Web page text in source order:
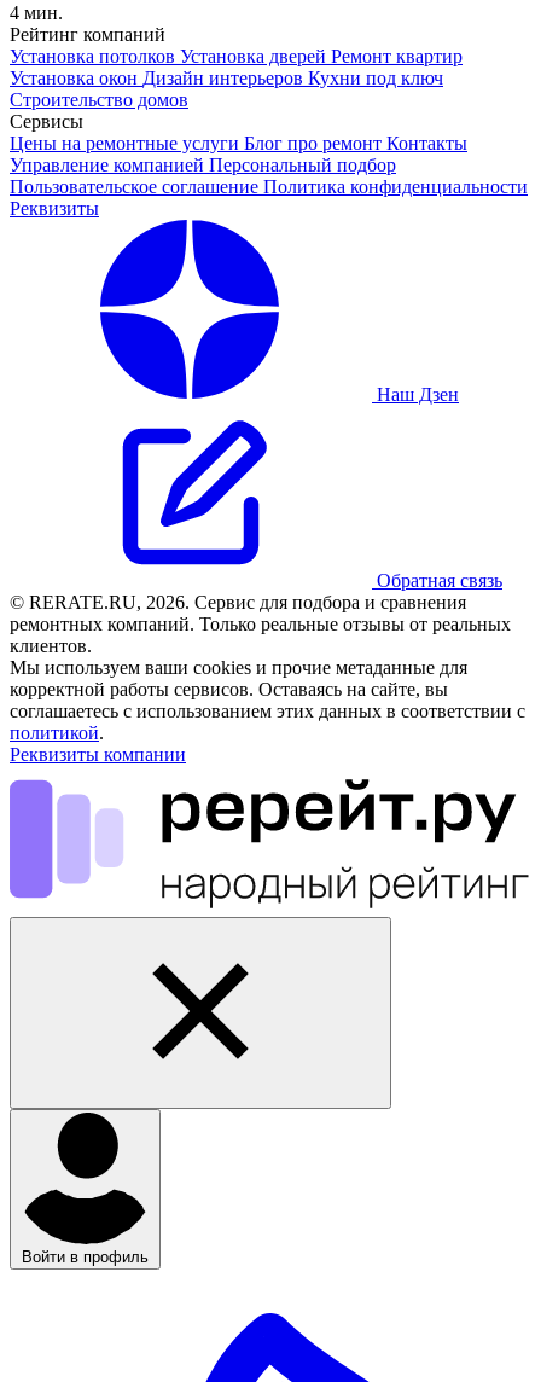
4 мин.
Рейтинг компаний
Установка потолков Установка дверей Ремонт квартир
Установка окон Дизайн интерьеров Кухни под ключ
Строительство домов
Сервисы
Цены на ремонтные услуги Блог про ремонт Контакты
Управление компанией Персональный подбор
Пользовательское соглашение Политика конфиденциальности
Реквизиты
Наш Дзен
Обратная связь
© RERATE.RU, 2026. Сервис для подбора и сравнения
ремонтных компаний. Только реальные отзывы от реальных
клиентов.
Мы используем ваши cookies и прочие метаданные для
корректной работы сервисов. Оставаясь на сайте, вы
соглашаетесь с использованием этих данных в соответствии с
политикой.
Реквизиты компании
Войти в профиль